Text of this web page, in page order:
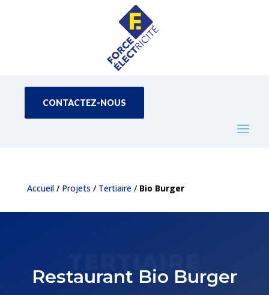
CONTACTEZ-NOUS
Accueil/ Projets / Tertiaire/ Bio Burger
TERTIAIRE
Restaurant Bio Burger